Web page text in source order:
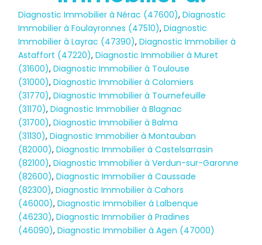
Diagnostic
TERMITES
Diagnostic Immobilier à Nérac (47600),Diagnostic
Immobilier à Foulayronnes (47510),Diagnostic
Immobilier à Layrac (47390),Diagnostic Immobilier à
Astaffort (47220),Diagnostic Immobilier à Muret
(31600),Diagnostic Immobilier à Toulouse
(31000),Diagnostic Immobilier à Colomiers
(31770),Diagnostic Immobilier à Tournefeuille
(31170),Diagnostic Immobilier à Blagnac
(31700),Diagnostic Immobilier à Balma
(31130),Diagnostic Immobilier à Montauban
(82000),Diagnostic Immobilier à Castelsarrasin
(82100),Diagnostic Immobilier à Verdun-sur-Garonne
(82600),Diagnostic Immobilier à Caussade
(82300),Diagnostic Immobilier à Cahors
(46000),Diagnostic Immobilier à Lalbenque
(46230),Diagnostic Immobilier à Pradines
(46090),Diagnostic Immobilier à Agen (47000)